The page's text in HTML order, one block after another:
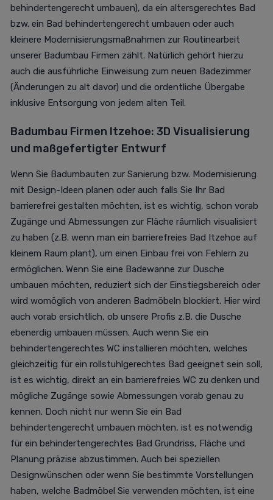
behindertengerecht umbauen), da ein altersgerechtes Bad
bzw. ein Bad behindertengerecht umbauen oder auch
kleinere Modernisierungsmaßnahmen zur Routinearbeit
unserer Badumbau Firmen zählt. Natürlich gehört hierzu
auch die ausführliche Einweisung zum neuen Badezimmer
(Änderungen zu alt davor) und die ordentliche Übergabe
inklusive Entsorgung von jedem alten Teil.
Badumbau Firmen Itzehoe: 3D Visualisierung
und maßgefertigter Entwurf
Wenn Sie Badumbauten zur Sanierung bzw. Modernisierung
mit Design-Ideen planen oder auch falls Sie Ihr Bad
barrierefrei gestalten möchten, ist es wichtig, schon vorab
Zugänge und Abmessungen zur Fläche räumlich visualisiert
zu haben (z.B. wenn man ein barrierefreies Bad Itzehoe auf
kleinem Raum plant), um einen Einbau frei von Fehlern zu
ermöglichen. Wenn Sie eine Badewanne zur Dusche
umbauen möchten, reduziert sich der Einstiegsbereich oder
wird womöglich von anderen Badmöbeln blockiert. Hier wird
auch vorab ersichtlich, ob unsere Profis z.B. die Dusche
ebenerdig umbauen müssen. Auch wenn Sie ein
behindertengerechtes WC installieren möchten, welches
gleichzeitig für ein rollstuhlgerechtes Bad geeignet sein soll,
ist es wichtig, direkt an ein barrierefreies WC zu denken und
mögliche Zugänge sowie Abmessungen vorab genau zu
kennen. Doch nicht nur wenn Sie ein Bad
behindertengerecht umbauen möchten, ist es notwendig
für ein behindertengerechtes Bad Grundriss, Fläche und
Planung präzise abzustimmen. Auch bei speziellen
Designwünschen oder wenn Sie bestimmte Vorstellungen
haben, welche Badmöbel Sie verwenden möchten, ist eine